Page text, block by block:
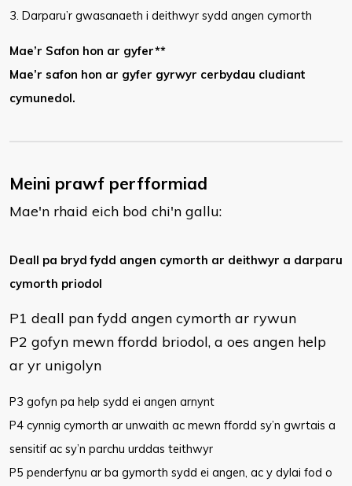
3. Darparu’r gwasanaeth i deithwyr sydd angen cymorth
Mae’r Safon hon ar gyfer**
Mae’r safon hon ar gyfer gyrwyr cerbydau cludiant
cymunedol.
Meini prawf perfformiad
Mae'n rhaid eich bod chi'n gallu:
Deall pa bryd fydd angen cymorth ar deithwyr a darparu
cymorth priodol
P1 deall pan fydd angen cymorth ar rywun
P2 gofyn mewn ffordd briodol, a oes angen help
ar yr unigolyn
P3 gofyn pa help sydd ei angen arnynt
P4 cynnig cymorth ar unwaith ac mewn ffordd sy’n gwrtais a
sensitif ac sy’n parchu urddas teithwyr
P5 penderfynu ar ba gymorth sydd ei angen, ac y dylai fod o